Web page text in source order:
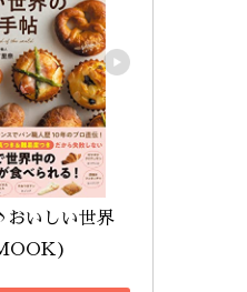
おいしい世界